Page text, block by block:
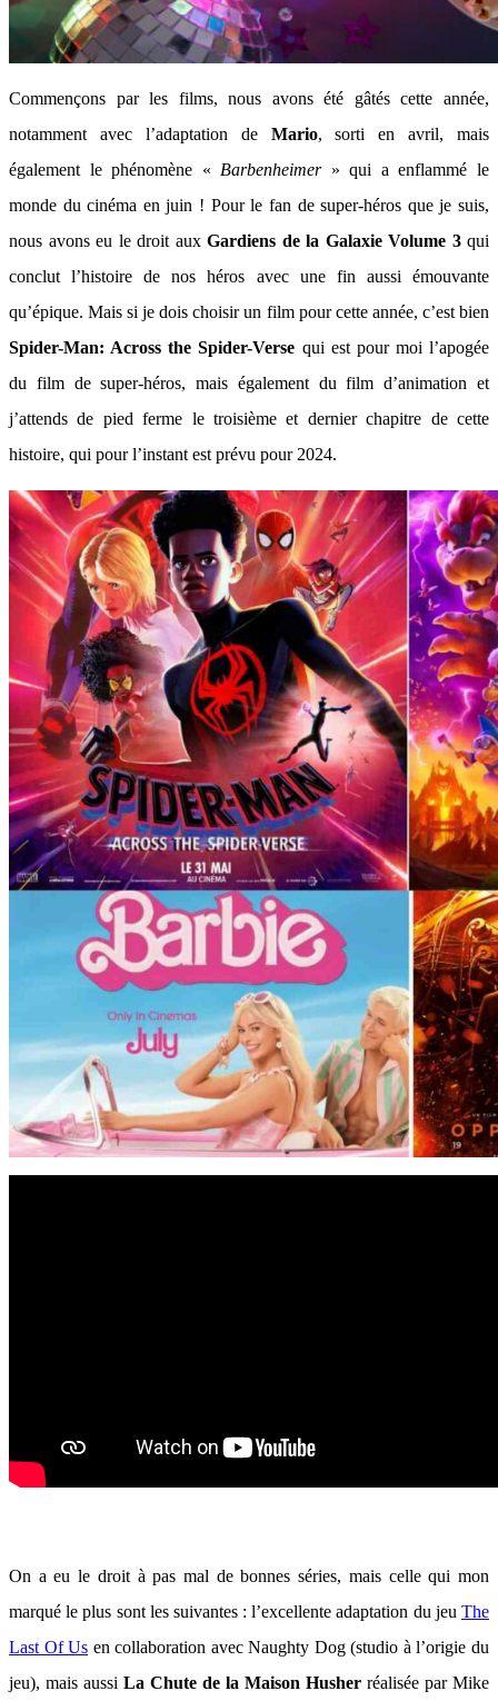
Commençons par les films, nous avons été gâtés cette année,
notamment avec l’adaptation de Mario, sorti en avril, mais
également le phénomène « Barbenheimer» qui a enflammé le
monde du cinéma en juin ! Pour le fan de super-héros que je suis,
nous avons eu le droit aux Gardiens de la Galaxie Volume 3qui
conclut l’histoire de nos héros avec une fin aussi émouvante
qu’épique. Mais si je dois choisir un film pour cette année, c’est bien
Spider-Man: Across the Spider-Verse qui est pour moi l’apogée
du film de super-héros, mais également du film d’animation et
j’attends de pied ferme le troisième et dernier chapitre de cette
histoire, qui pour l’instant est prévu pour 2024.
On a eu le droit à pas mal de bonnes séries, mais celle qui mon
marqué le plus sont les suivantes : l’excellente adaptation du jeu The
Last Of Us en collaboration avec Naughty Dog (studio à l’origie du
jeu), mais aussi La Chute de la Maison Husher réalisée par Mike